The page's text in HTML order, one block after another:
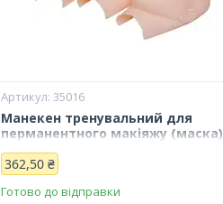
35016
Манекен тренувальний для
перманентного макіяжу (маска)
362,50 ₴
Готово до відправки